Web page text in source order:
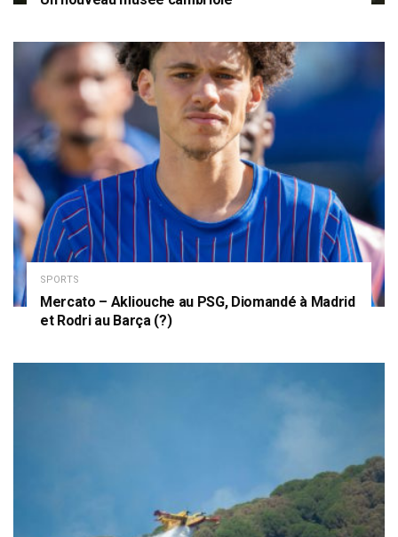
SPORTS
Mercato – Akliouche au PSG, Diomandé à Madrid
et Rodri au Barça (?)